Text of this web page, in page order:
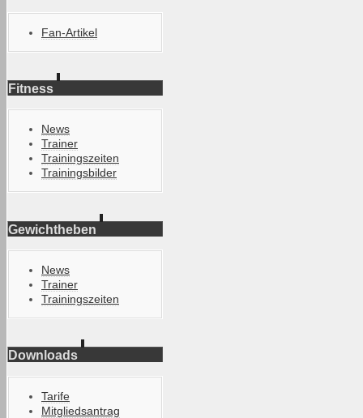
Fan-Artikel
Fitness
News
Trainer
Trainingszeiten
Trainingsbilder
Gewichtheben
News
Trainer
Trainingszeiten
Downloads
Tarife
Mitgliedsantrag